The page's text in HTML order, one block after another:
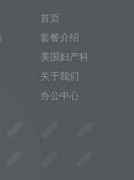
首页
套餐介绍
美国妇产科
关于我们
办公中心